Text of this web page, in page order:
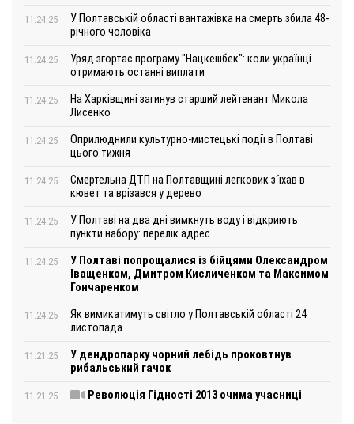
11.24.25
У Полтавській області вантажівка на смерть збила 48-
річного чоловіка
11.24.25
Уряд згортає програму "Нацкешбек": коли українці
отримають останні виплати
11.24.25
На Харківщині загинув старший лейтенант Микола
Лисенко
11.24.25
Оприлюднили культурно-мистецькі події в Полтаві
цього тижня
11.24.25
Смертельна ДТП на Полтавщині легковик з‘їхав в
кювет та врізався у дерево
11.24.25
У Полтаві на два дні вимкнуть воду і відкриють
пункти набору: перелік адрес
11.24.25
У Полтаві попрощалися із бійцями Олександром
Іващенком, Дмитром Кисличенком та Максимом
Гончаренком
11.24.25
Як вимикатимуть світло у Полтавській області 24
листопада
11.21.25
У дендропарку чорний лебідь проковтнув
рибальський гачок
11.21.25 Революція Гідності 2013 очима учасниці